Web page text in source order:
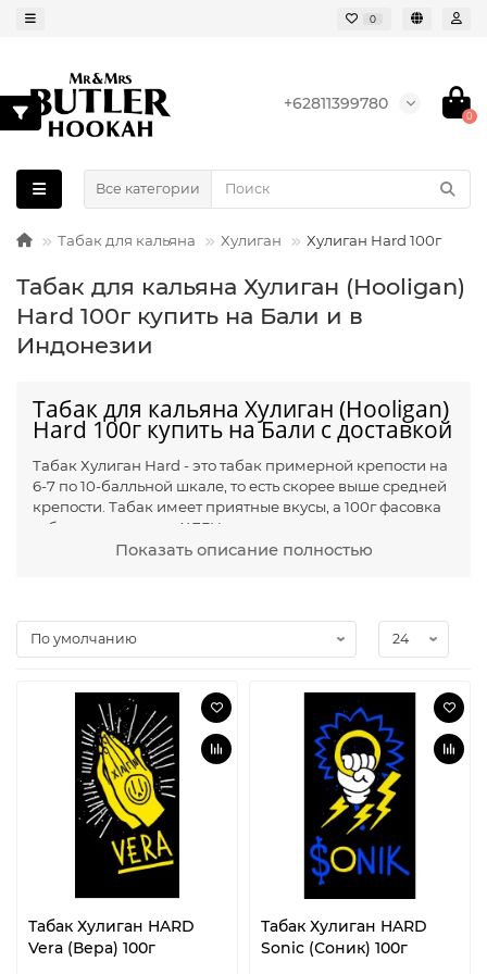
0
+62811399780
0
Все категории
Табак для кальяна Хулиган Хулиган Hard 100г
Табак для кальяна Хулиган (Hooligan)
Hard 100г купить на Бали и в
Индонезии
Табак для кальяна Хулиган (Hooligan)
Hard 100г купить на Бали с доставкой
Табак Хулиган Hard - это табак примерной крепости на
6-7 по 10-балльной шкале, то есть скорее выше средней
крепости. Табак имеет приятные вкусы, а 100г фасовка
табака для кальяна ХЛГН - позволит вам выгодно
покупать домой любимые вкусы.
ароматов табака для кальяна Хулиган мы подготовили
небольшой список топовых вкусов:
Hard Love - интересный микс черной смородины
и ромашки, для любителей бабушкиного
черносмородинового чая;
Hard Tanos – напоминает настойку сливовицы,
или сливовое вино - интересный вкус!
Hard Vera – прикольный и многогранный вкус
алое вера;
Hard Ban – нежное и сливочное банановое суфле;
Hard Green Queen – вкус мароканского чая с
медом, достаточно неплохой и не надоедающий.
Hard Pink - насыщенный ягодный аромат с
Hard Panama – еще один микс из фруктового
компота и личи, но немного другой - также
Показать описание полностью
Табак Хулиган HARD
Vera (Вера) 100г
Табак Хулиган HARD
Sonic (Соник) 100г